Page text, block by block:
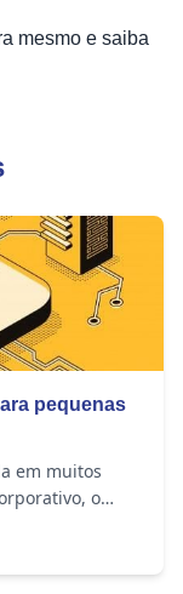
mesmo e saiba
pequenas
em muitos
o